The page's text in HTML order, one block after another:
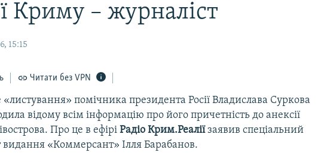
Криму – журналіст
15:15
Читати без VPN
помічника президента Росії Владислава Суркова
відому всім інформацію про його причетність до анексії
Про це в ефіріРадіо Крим.Реаліїзаявив спеціальний
видання «Коммерсант» Ілля Барабанов.